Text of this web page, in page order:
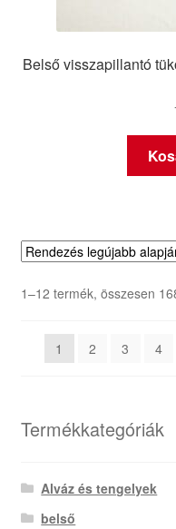
Belső visszapillantó
1–12 termék, összesen
1
2 3 4
Termékkategóriák
Alváz és tengelyek
belső